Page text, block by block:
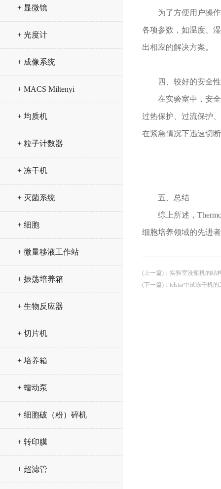
+ 显微镜
+ 光度计
+ 成像系统
+ MACS Miltenyi
+ 均质机
+ 粒子计数器
+ 冻干机
+ 灭菌系统
+ 细胞
+ 微量移液工作站
+ 振荡培养箱
+ 生物反应器
+ 切片机
+ 培养箱
+ 蠕动泵
+ 细胞破（粉）碎机
+ 转印膜
+ 超滤管
为了方便用户操作
各项参数，如温度、
出相应的解决方案。
四、较好的安全
在实验室中，安全
过热保护、过流保护
在紧急情况下迅速切
五、总结
综上所述，Thermo
细胞培养领域的先进
(上一篇) ： 实验室洗瓶机的结
(下一篇) ： telstar中试冻干机